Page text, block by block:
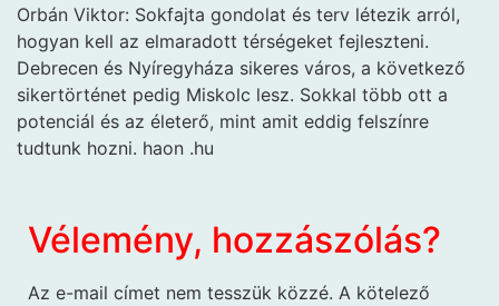
Orbán Viktor: Sokfajta gondolat és terv létezik arról,
hogyan kell az elmaradott térségeket fejleszteni.
Debrecen és Nyíregyháza sikeres város, a következő
sikertörténet pedig Miskolc lesz. Sokkal több ott a
potenciál és az életerő, mint amit eddig felszínre
tudtunk hozni. haon .hu
Vélemény, hozzászólás?
Az e-mail címet nem tesszük közzé. A kötelező